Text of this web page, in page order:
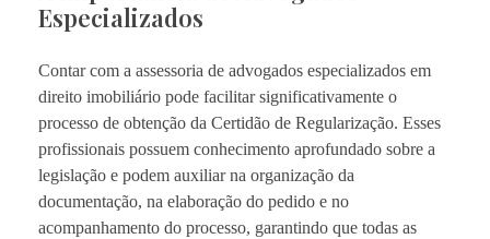
Especializados
Contar com a assessoria de advogados especializados em
direito imobiliário pode facilitar significativamente o
processo de obtenção da Certidão de Regularização. Esses
profissionais possuem conhecimento aprofundado sobre a
legislação e podem auxiliar na organização da
documentação, na elaboração do pedido e no
acompanhamento do processo, garantindo que todas as